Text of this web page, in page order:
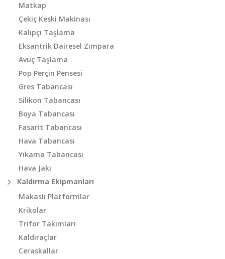
Matkap
Çekiç Keski Makinası
Kalıpçı Taşlama
Eksantrik Dairesel Zımpara
Avuç Taşlama
Pop Perçin Pensesi
Gres Tabancası
Silikon Tabancası
Boya Tabancası
Fasarit Tabancası
Hava Tabancası
Yıkama Tabancası
Hava Jakı
Kaldırma Ekipmanları
Makaslı Platformlar
Krikolar
Trifor Takımları
Kaldıraçlar
Ceraskallar